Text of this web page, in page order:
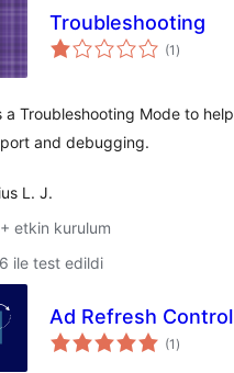
Troubleshooting
(1 toplam
puan
)
a Troubleshooting Mode to help
and debugging.
L. J.
etkin kurulum
ile test edildi
Ad Refresh Control
(1 toplam
puan
)